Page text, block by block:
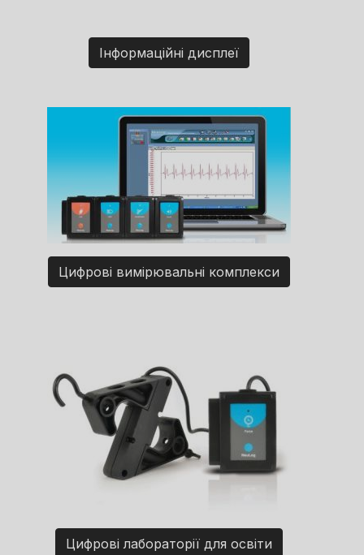
Інформаційні дисплеї
Цифрові вимірювальні комплекси
Цифрові лабораторії для освіти